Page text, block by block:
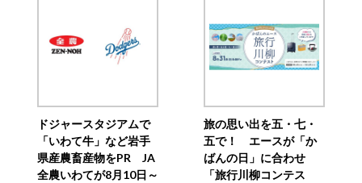
ドジャースタジアムで
「いわて牛」など岩手
県産農畜産物をPR JA
全農いわてが8月10日～
旅の思い出を五・七・
五で！ エースが「か
ばんの日」に合わせ
「旅行川柳コンテス